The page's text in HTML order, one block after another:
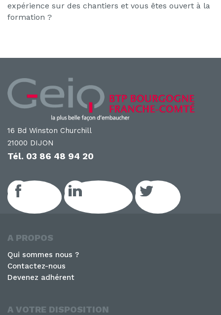
expérience sur des chantiers et vous êtes ouvert à la
formation ?
16 Bd Winston Churchill
21000 DIJON
Tél. 03 86 48 94 20
Facebook LinkedIn GEIQ Twitter
A PROPOS
Qui sommes nous ?
Contactez-nous
Devenez adhérent
A VOTRE DISPOSITION